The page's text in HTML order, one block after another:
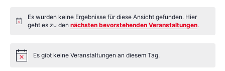
Hinweis
Es wurden keine Ergebnisse für diese Ansicht gefunden. Hier
geht es zu dennächsten bevorstehenden Veranstaltungen.
HinweisEs gibt keine Veranstaltungen an diesem Tag.